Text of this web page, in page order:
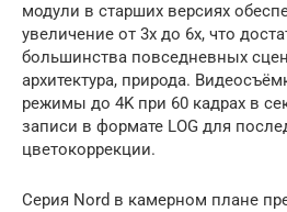
модули в старших версиях
увеличение от 3x до 6x, что
большинства повседневных
архитектура, природа.
режимы до 4K при 60 кадрах в
записи в формате LOG для
цветокоррекции.
Серия Nord в камерном плане